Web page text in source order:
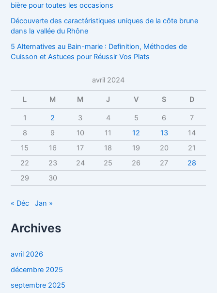
bière pour toutes les occasions
Découverte des caractéristiques uniques de la côte brune
dans la vallée du Rhône
5 Alternatives au Bain-marie : Definition, Méthodes de
Cuisson et Astuces pour Réussir Vos Plats
avril 2024
L M M J V S D
1 2 3 4 5 6
7
8
9 10 11 12 13
14
15
16 17 18 19 20
21
22
23 24 25 26 27
28
29
30
« Déc Jan »
Archives
avril 2026
décembre 2025
septembre 2025